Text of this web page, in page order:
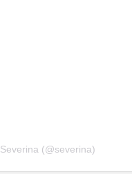
(@severina)